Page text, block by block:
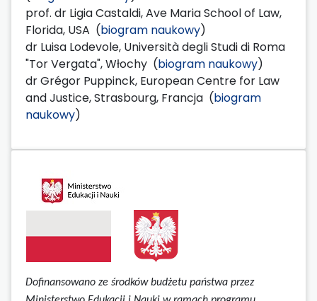
prof. dr Ligia Castaldi, Ave Maria School of Law,
Florida, USA (biogram naukowy)
dr Luisa Lodevole, Università degli Studi di Roma
"Tor Vergata", Włochy (biogram naukowy)
dr Grégor Puppinck, European Centre for Law
and Justice, Strasbourg, Francja (biogram
naukowy)
Dofinansowano ze środków budżetu państwa przez